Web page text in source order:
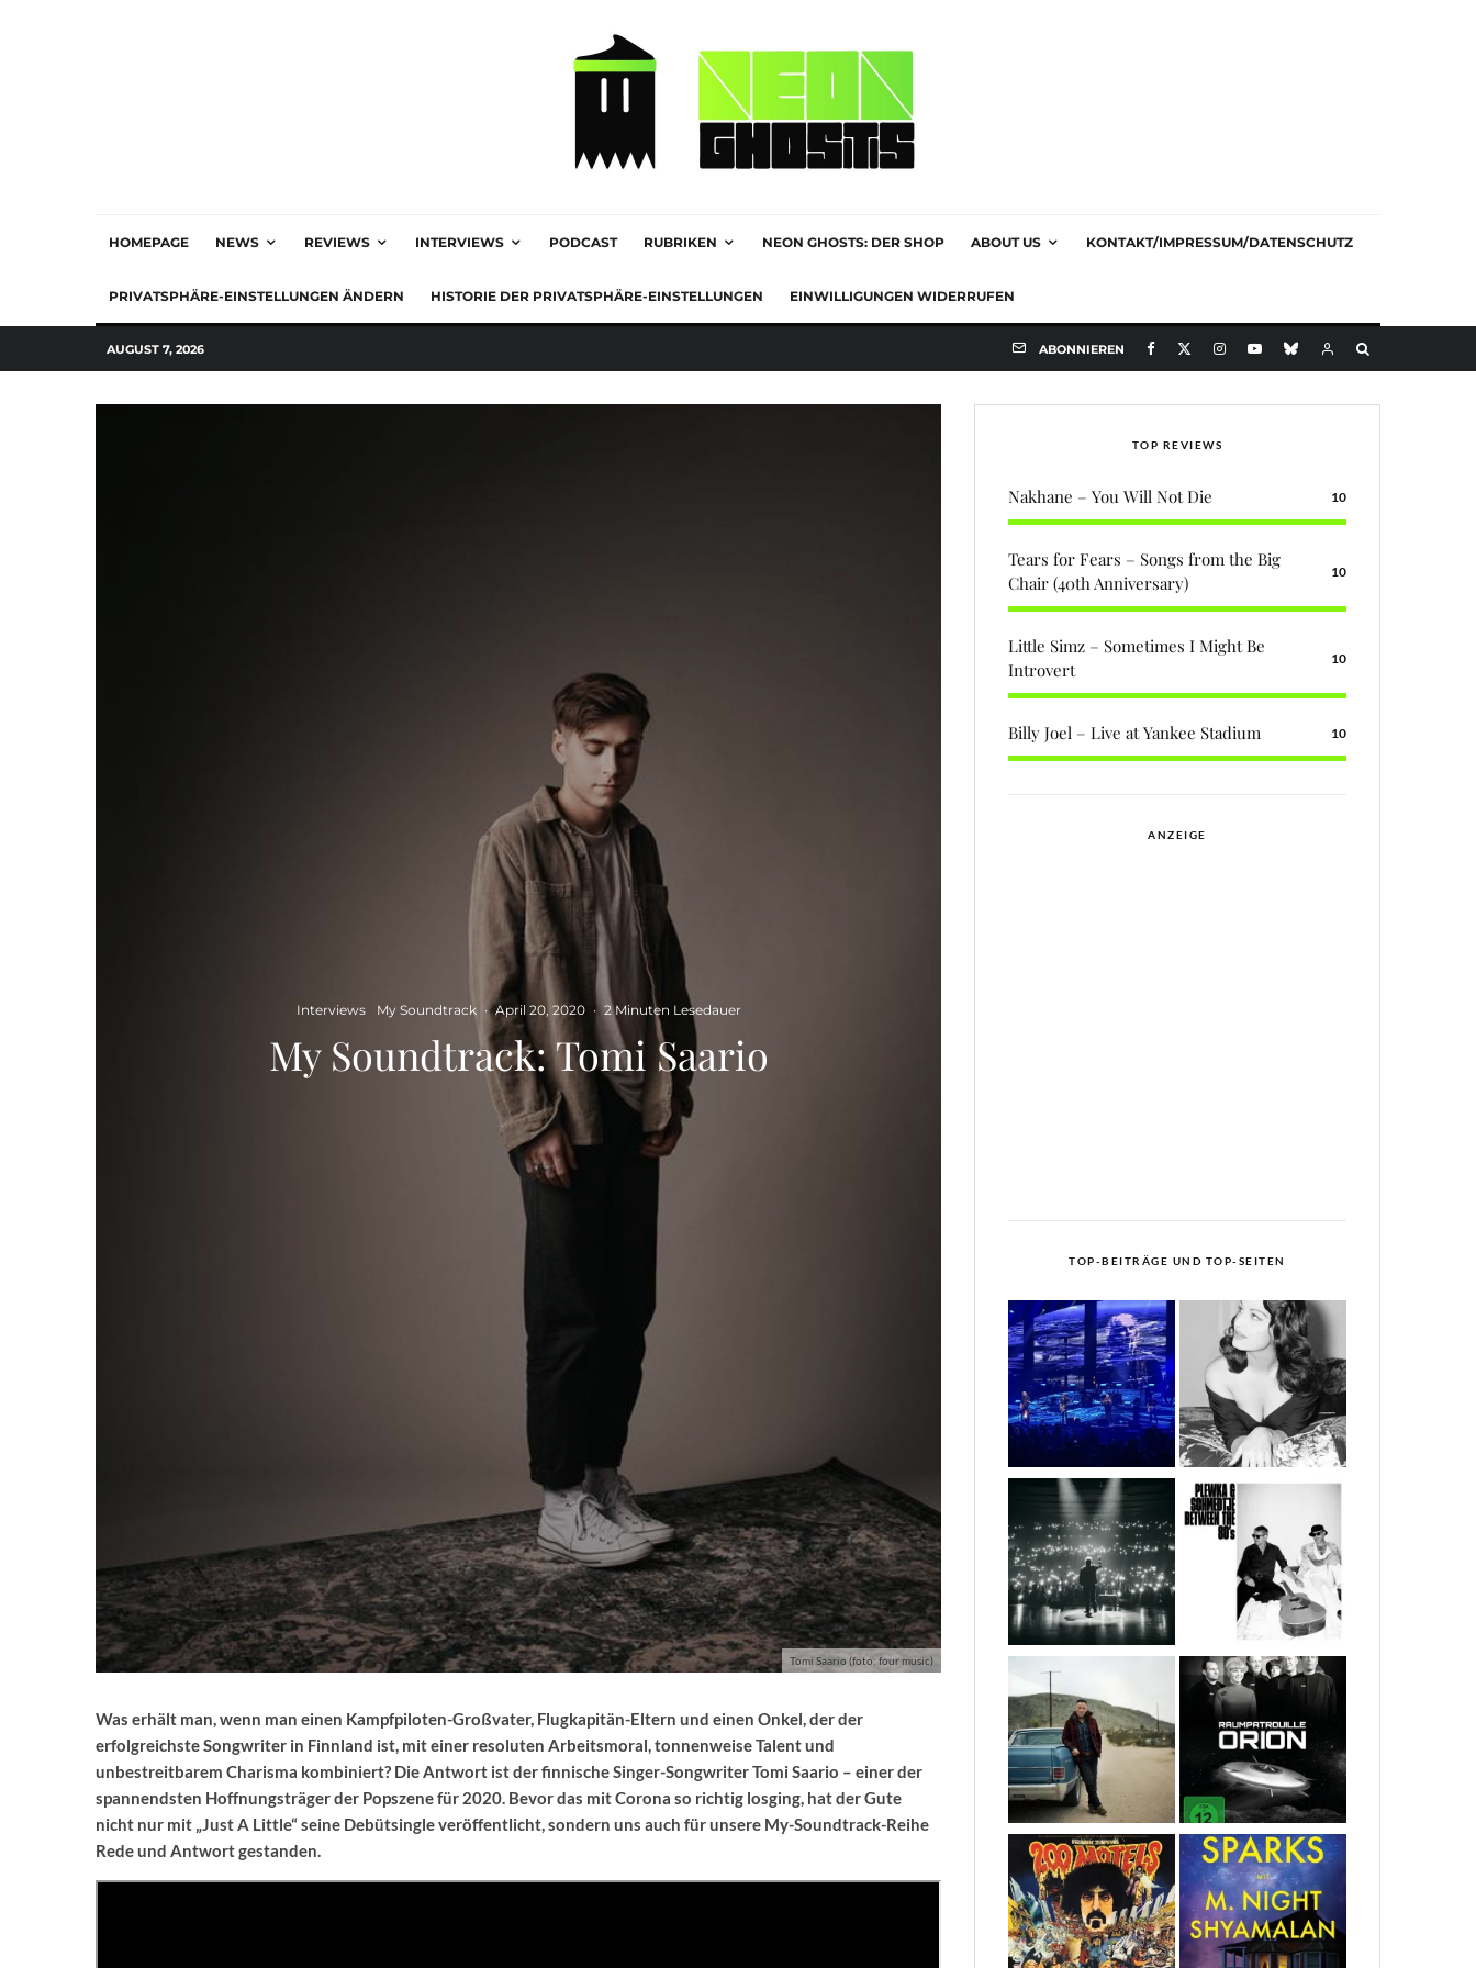
HOMEPAGE NEWS REVIEWS INTERVIEWS PODCAST RUBRIKEN NEON GHOSTS: DER SHOP ABOUT US KONTAKT/IMPRESSUM/DATENSCHUTZ
PRIVATSPHÄRE-EINSTELLUNGEN ÄNDERN HISTORIE DER PRIVATSPHÄRE-EINSTELLUNGEN EINWILLIGUNGEN WIDERRUFEN
AUGUST 7, 2026 ABONNIEREN
Tomi Saario (foto: four music)
Interviews My Soundtrack · April 20, 2020 · 2 Minuten Lesedauer
My Soundtrack: Tomi Saario
Was erhält man, wenn man einen Kampfpiloten-Großvater, Flugkapitän-Eltern und einen Onkel, der der
erfolgreichste Songwriter in Finnland ist, mit einer resoluten Arbeitsmoral, tonnenweise Talent und
unbestreitbarem Charisma kombiniert? Die Antwort ist der finnische Singer-Songwriter Tomi Saario – einer der
spannendsten Hoffnungsträger der Popszene für 2020. Bevor das mit Corona so richtig losging, hat der Gute
nicht nur mit „Just A Little“ seine Debütsingle veröffentlicht, sondern uns auch für unsere My-Soundtrack-Reihe
Rede und Antwort gestanden.
TOP REVIEWS
Nakhane – You Will Not Die 10
Tears for Fears – Songs from the Big
Chair (40th Anniversary)
10
Little Simz – Sometimes I Might Be
Introvert
10
Billy Joel – Live at Yankee Stadium 10
ANZEIGE
TOP-BEITRÄGE UND TOP-SEITEN